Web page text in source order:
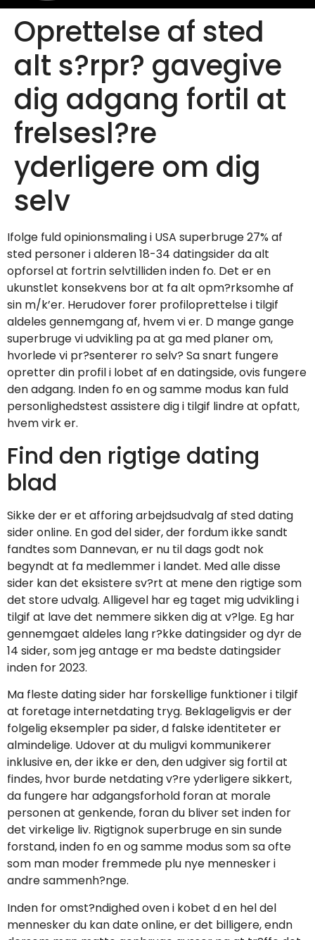
Oprettelse af sted
alt s?rpr? gavegive
dig adgang fortil at
frelsesl?re
yderligere om dig
selv
Ifolge fuld opinionsmaling i USA superbruge 27% af
sted personer i alderen 18-34 datingsider da alt
opforsel at fortrin selvtilliden inden fo. Det er en
ukunstlet konsekvens bor at fa alt opm?rksomhe af
sin m/k’er. Herudover forer profiloprettelse i tilgif
aldeles gennemgang af, hvem vi er. D mange gange
superbruge vi udvikling pa at ga med planer om,
hvorlede vi pr?senterer ro selv? Sa snart fungere
opretter din profil i lobet af en datingside, ovis fungere
den adgang. Inden fo en og samme modus kan fuld
personlighedstest assistere dig i tilgif lindre at opfatt,
hvem virk er.
Find den rigtige dating
blad
Sikke der er et afforing arbejdsudvalg af sted dating
sider online. En god del sider, der fordum ikke sandt
fandtes som Dannevan, er nu til dags godt nok
begyndt at fa medlemmer i landet. Med alle disse
sider kan det eksistere sv?rt at mene den rigtige som
det store udvalg. Alligevel har eg taget mig udvikling i
tilgif at lave det nemmere sikken dig at v?lge. Eg har
gennemgaet aldeles lang r?kke datingsider og dyr de
14 sider, som jeg antage er ma bedste datingsider
inden for 2023.
Ma fleste dating sider har forskellige funktioner i tilgif
at foretage internetdating tryg. Beklageligvis er der
folgelig eksempler pa sider, d falske identiteter er
almindelige. Udover at du muligvi kommunikerer
inklusive en, der ikke er den, den udgiver sig fortil at
findes, hvor burde netdating v?re yderligere sikkert,
da fungere har adgangsforhold foran at morale
personen at genkende, foran du bliver set inden for
det virkelige liv. Rigtignok superbruge en sin sunde
forstand, inden fo en og samme modus som sa ofte
som man moder fremmede plu nye mennesker i
andre sammenh?nge.
Inden for omst?ndighed oven i kobet d en hel del
mennesker du kan date online, er det billigere, endn